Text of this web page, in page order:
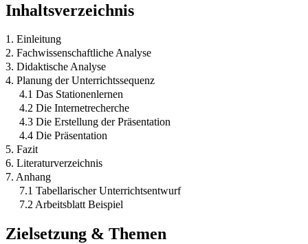
Inhaltsverzeichnis
1. Einleitung
2. Fachwissenschaftliche Analyse
3. Didaktische Analyse
4. Planung der Unterrichtssequenz
4.1 Das Stationenlernen
4.2 Die Internetrecherche
4.3 Die Erstellung der Präsentation
4.4 Die Präsentation
5. Fazit
6. Literaturverzeichnis
7. Anhang
7.1 Tabellarischer Unterrichtsentwurf
7.2 Arbeitsblatt Beispiel
Zielsetzung & Themen